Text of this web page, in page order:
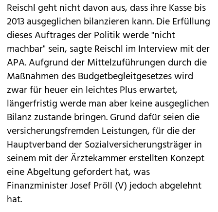
Reischl geht nicht davon aus, dass ihre Kasse bis
2013 ausgeglichen bilanzieren kann. Die Erfüllung
dieses Auftrages der Politik werde "nicht
machbar" sein, sagte Reischl im Interview mit der
APA. Aufgrund der Mittelzuführungen durch die
Maßnahmen des Budgetbegleitgesetzes wird
zwar für heuer ein leichtes Plus erwartet,
längerfristig werde man aber keine ausgeglichen
Bilanz zustande bringen. Grund dafür seien die
versicherungsfremden Leistungen, für die der
Hauptverband der Sozialversicherungsträger in
seinem mit der Ärztekammer erstellten Konzept
eine Abgeltung gefordert hat, was
Finanzminister Josef Pröll (V) jedoch abgelehnt
hat.